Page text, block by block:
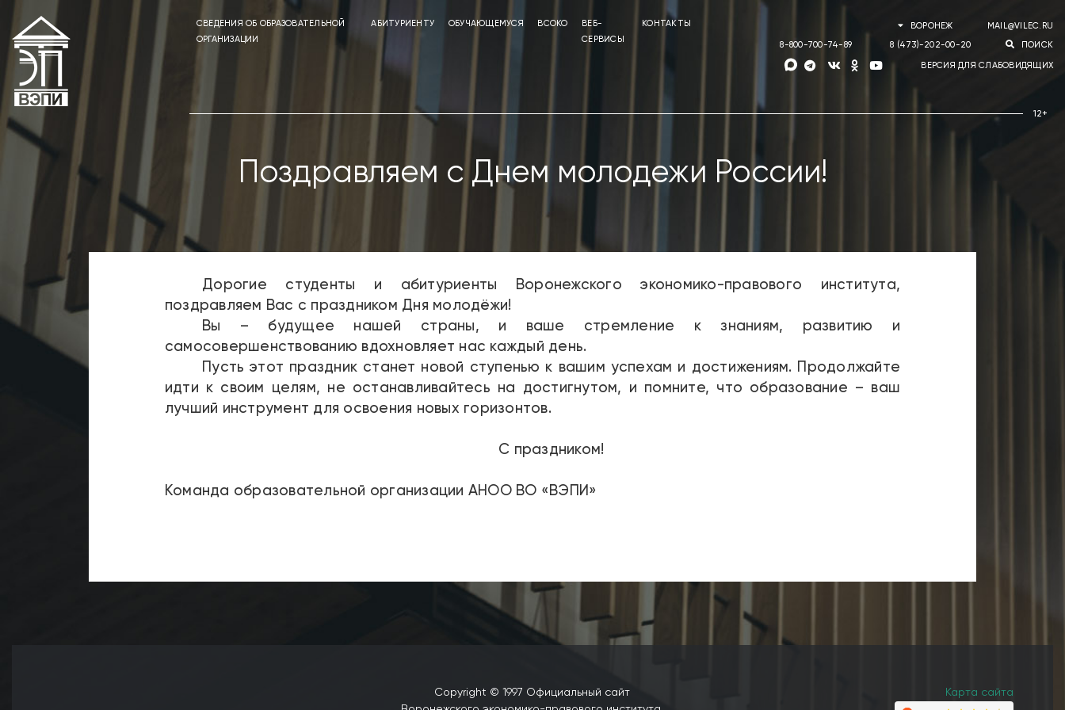
СВЕДЕНИЯ ОБ ОБРАЗОВАТЕЛЬНОЙ
ОРГАНИЗАЦИИ
АБИТУРИЕНТУ ОБУЧАЮЩЕМУСЯ ВСОКО
ВЕБ-
СЕРВИСЫ
КОНТАКТЫ ВОРОНЕЖ MAIL@VILEC.RU
8-800-700-74-89 8 (473)-202-00-20 ПОИСК
ВЕРСИЯ ДЛЯ СЛАБОВИДЯЩИХ
Поздравляем с Днем молодежи России!
Дорогие студенты и абитуриенты Воронежского экономико-правового института,
поздравляем Вас с праздником Дня молодёжи!
Вы – будущее нашей страны, и ваше стремление к знаниям, развитию и
самосовершенствованию вдохновляет нас каждый день.
Пусть этот праздник станет новой ступенью к вашим успехам и достижениям. Продолжайте
идти к своим целям, не останавливайтесь на достигнутом, и помните, что образование – ваш
лучший инструмент для освоения новых горизонтов.
С праздником!
Команда образовательной организации АНОО ВО «ВЭПИ»
Copyright © 1997 Официальный сайт
Карта сайта